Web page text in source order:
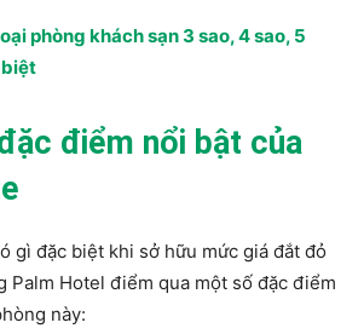
phòng khách sạn 3 sao, 4 sao, 5
biệt
điểm nổi bật của
gì đặc biệt khi sở hữu mức giá đắt đỏ
Palm Hotel điểm qua một số đặc điểm
này: